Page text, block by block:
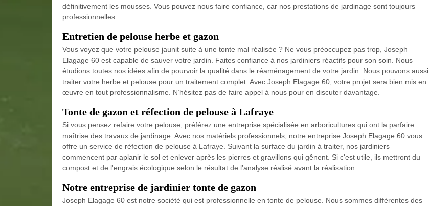
définitivement les mousses. Vous pouvez nous faire confiance, car nos prestations de jardinage sont toujours
professionnelles.
Entretien de pelouse herbe et gazon
Vous voyez que votre pelouse jaunit suite à une tonte mal réalisée ? Ne vous préoccupez pas trop, Joseph
Elagage 60 est capable de sauver votre jardin. Faites confiance à nos jardiniers réactifs pour son soin. Nous
étudions toutes nos idées afin de pourvoir la qualité dans le réaménagement de votre jardin. Nous pouvons aussi
traiter votre herbe et pelouse pour un traitement complet. Avec Joseph Elagage 60, votre projet sera bien mis en
œuvre en tout professionnalisme. N’hésitez pas de faire appel à nous pour en discuter davantage.
Tonte de gazon et réfection de pelouse à Lafraye
Si vous pensez refaire votre pelouse, préférez une entreprise spécialisée en arboricultures qui ont la parfaire
maîtrise des travaux de jardinage. Avec nos matériels professionnels, notre entreprise Joseph Elagage 60 vous
offre un service de réfection de pelouse à Lafraye. Suivant la surface du jardin à traiter, nos jardiniers
commencent par aplanir le sol et enlever après les pierres et gravillons qui gênent. Si c'est utile, ils mettront du
compost et de l'engrais écologique selon le résultat de l’analyse réalisé avant la réalisation.
Notre entreprise de jardinier tonte de gazon
Joseph Elagage 60 est notre société qui est professionnelle en tonte de pelouse. Nous sommes différentes des